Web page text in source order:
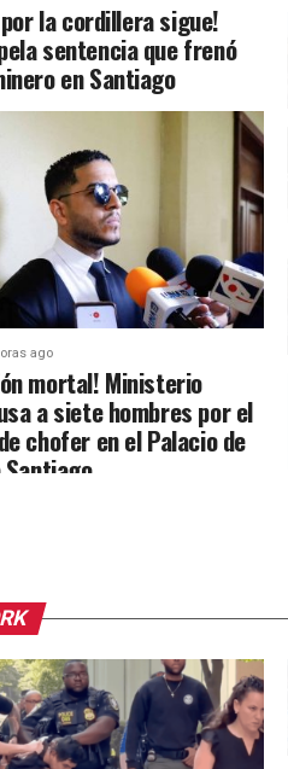
la cordillera sigue!
sentencia que frenó
en Santiago
ago
mortal! Ministerio
a siete hombres por el
chofer en el Palacio de